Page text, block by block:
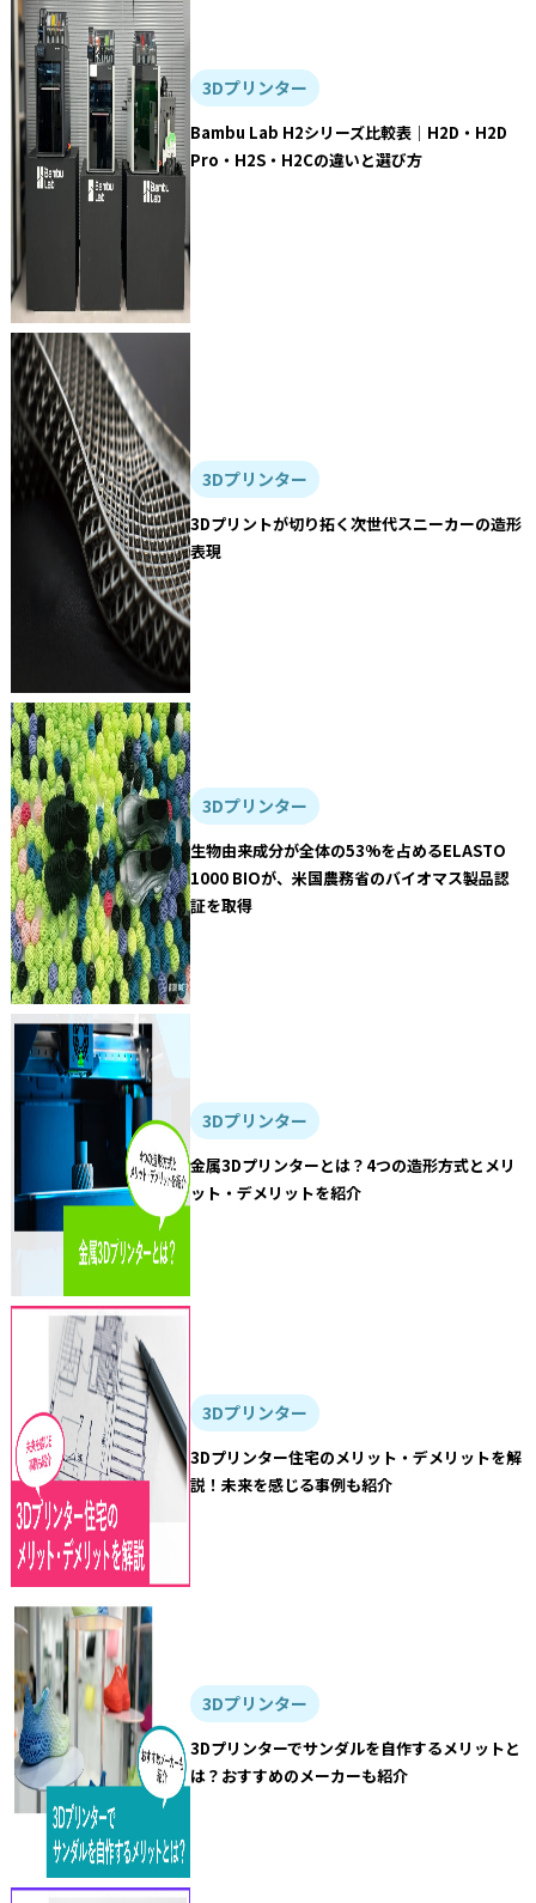
3Dプリンター
Bambu Lab H2シリーズ比較表｜H2D・H2D
Pro・H2S・H2Cの違いと選び方
3Dプリンター
3Dプリントが切り拓く次世代スニーカーの造形
表現
3Dプリンター
生物由来成分が全体の53%を占めるELASTO
1000 BIOが、米国農務省のバイオマス製品認
証を取得
3Dプリンター
金属3Dプリンターとは？4つの造形方式とメリ
ット・デメリットを紹介
3Dプリンター
3Dプリンター住宅のメリット・デメリットを解
説！未来を感じる事例も紹介
3Dプリンター
3Dプリンターでサンダルを自作するメリットと
は？おすすめのメーカーも紹介